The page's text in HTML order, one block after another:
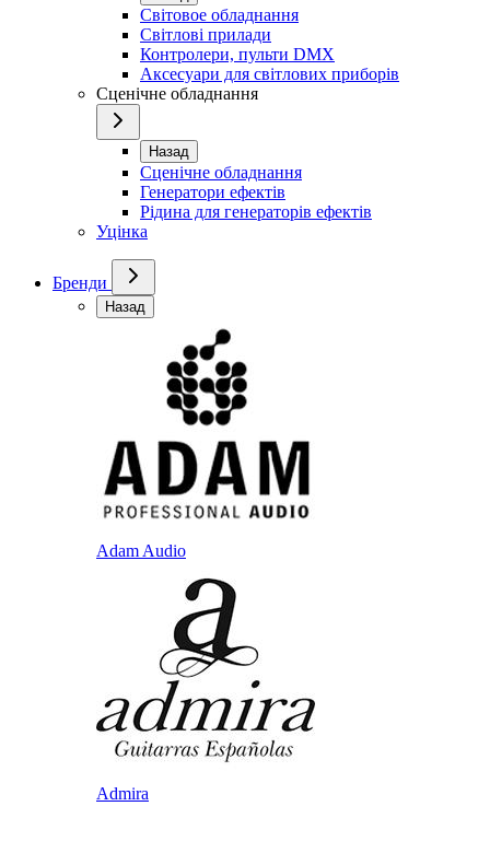
Світовое обладнання
Світлові прилади
Контролери, пульти DMX
Аксесуари для світлових приборів
Сценічне обладнання
Назад
Сценічне обладнання
Генератори ефектів
Рідина для генераторів ефектів
Уцінка
Бренди
Назад
Adam Audio
Admira